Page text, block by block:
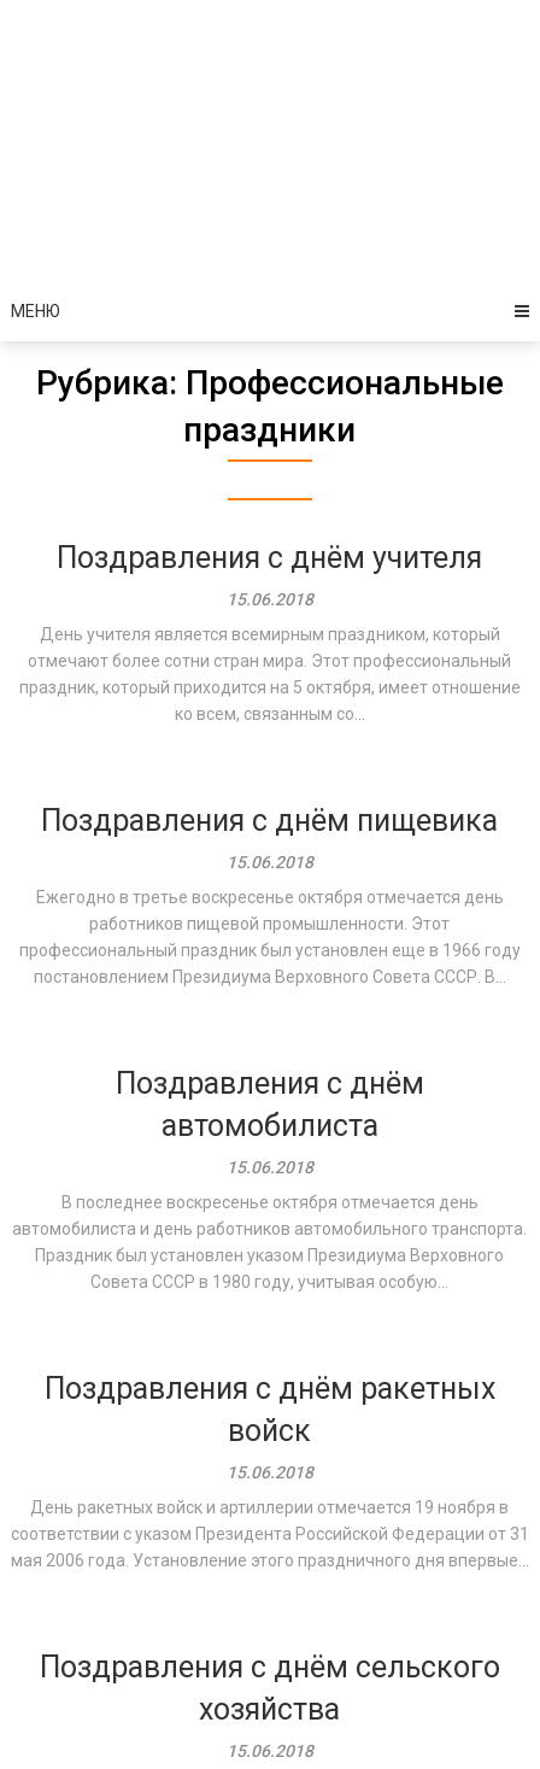
МЕНЮ
Рубрика: Профессиональные
праздники
Поздравления с днём учителя
15.06.2018
День учителя является всемирным праздником, который
отмечают более сотни стран мира. Этот профессиональный
праздник, который приходится на 5 октября, имеет отношение
ко всем, связанным со...
Поздравления с днём пищевика
15.06.2018
Ежегодно в третье воскресенье октября отмечается день
работников пищевой промышленности. Этот
профессиональный праздник был установлен еще в 1966 году
постановлением Президиума Верховного Совета СССР. В...
Поздравления с днём
автомобилиста
15.06.2018
В последнее воскресенье октября отмечается день
автомобилиста и день работников автомобильного транспорта.
Праздник был установлен указом Президиума Верховного
Совета СССР в 1980 году, учитывая особую...
Поздравления с днём ракетных
войск
15.06.2018
День ракетных войск и артиллерии отмечается 19 ноября в
соответствии с указом Президента Российской Федерации от 31
мая 2006 года. Установление этого праздничного дня впервые...
Поздравления с днём сельского
хозяйства
15.06.2018